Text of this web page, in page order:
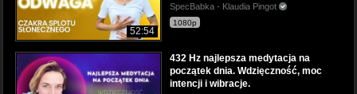
52:54
SpecBabka - Klaudia Pingot
1080p
432 Hz najlepsza medytacja na
początek dnia. Wdzięczność, moc
intencji i wibracje.